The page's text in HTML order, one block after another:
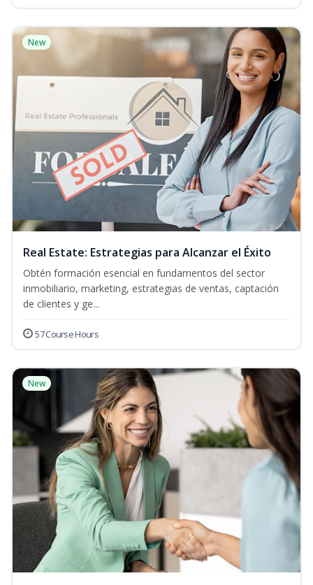
New
Real Estate: Estrategias para Alcanzar el Éxito
Obtén formación esencial en fundamentos del sector
inmobiliario, marketing, estrategias de ventas, captación
de clientes y ge...
57 Course Hours
New